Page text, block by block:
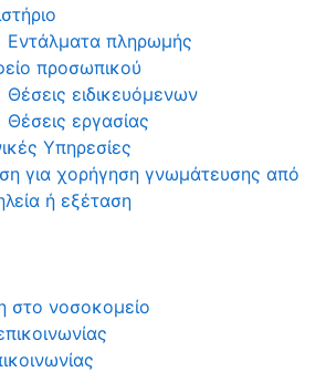
Εντάλματα πληρωμής
προσωπικού
Θέσεις ειδικευόμενων
Θέσεις εργασίας
Υπηρεσίες
για χορήγηση γνωμάτευσης από
ή εξέταση
στο νοσοκομείο